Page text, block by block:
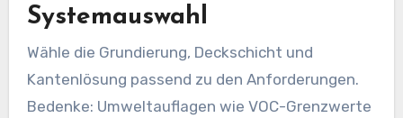
Systemauswahl
Wähle die Grundierung, Deckschicht und
Kantenlösung passend zu den Anforderungen.
Bedenke: Umweltauflagen wie VOC-Grenzwerte